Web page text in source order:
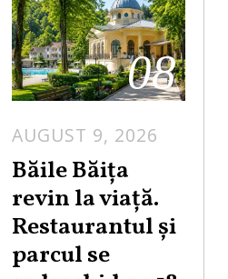
08
AUGUST 9, 2026
S
Băile Băița
revin la viață.
Restaurantul și
parcul se